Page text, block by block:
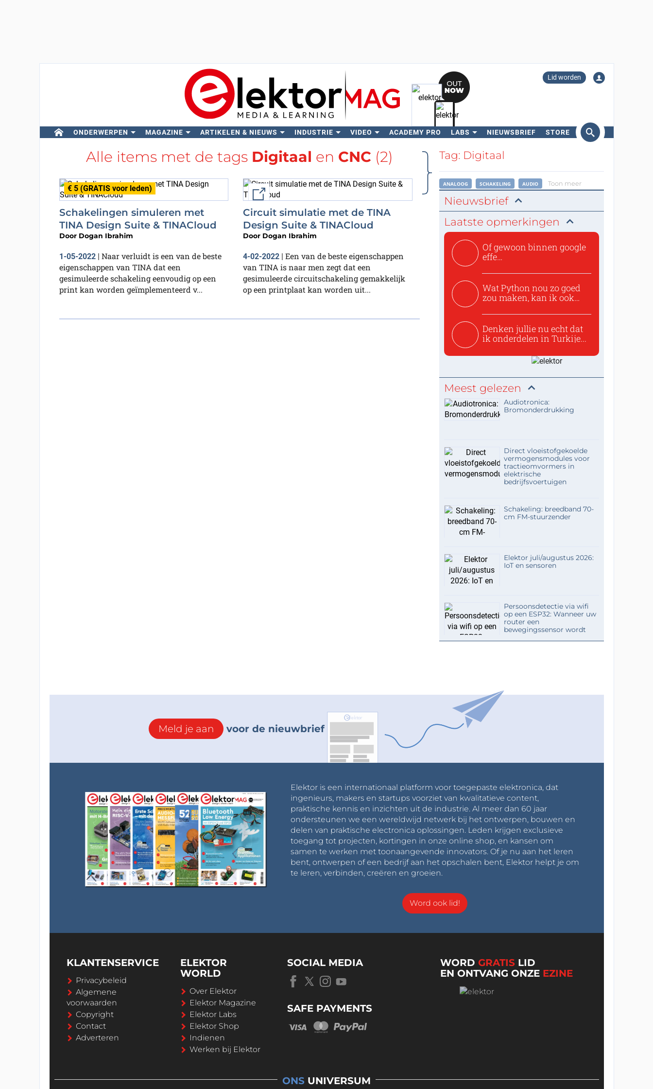
Lid worden
ONDERWERPEN MAGAZINE ARTIKELEN & NIEUWS INDUSTRIE VIDEO ACADEMY PRO LABS NIEUWSBRIEF STORE
Zoeken
Alle items met de tags Digitaal en CNC (2)
€ 5 (GRATIS voor leden)
Schakelingen simuleren met
TINA Design Suite & TINACloud
Door Dogan Ibrahim
1-05-2022| Naar verluidt is een van de beste
eigenschappen van TINA dat een
gesimuleerde schakeling eenvoudig op een
print kan worden geïmplementeerd v...
External link
Circuit simulatie met de TINA
Design Suite & TINACloud
Door Dogan Ibrahim
4-02-2022 | Een van de beste eigenschappen
van TINA is naar men zegt dat een
gesimuleerde circuitschakeling gemakkelijk
op een printplaat kan worden uit...
Tag: Digitaal
ANALOOG SCHAKELING AUDIO Toon meer
Nieuwsbrief
Laatste opmerkingen
Of gewoon binnen google
effe
Wat Python nou zo goed
zou maken, kan ik ook
Denken jullie nu echt dat
ik onderdelen in Turkije...
Meest gelezen
Audiotronica:
Bromonderdrukking
Direct vloeistofgekoelde
vermogensmodules voor
tractieomvormers in
elektrische
bedrijfsvoertuigen
Schakeling: breedband 70-
cm FM-stuurzender
Elektor juli/augustus 2026:
IoT en sensoren
Persoonsdetectie via wifi
op een ESP32: Wanneer uw
router een
bewegingssensor wordt
Meld je aan voor de nieuwbrief
Elektor is een internationaal platform voor toegepaste elektronica, dat
ingenieurs, makers en startups voorziet van kwalitatieve content,
praktische kennis en inzichten uit de industrie. Al meer dan 60 jaar
ondersteunen we een wereldwijd netwerk bij het ontwerpen, bouwen en
delen van praktische electronica oplossingen. Leden krijgen exclusieve
toegang tot projecten, kortingen in onze online shop, en kansen om
samen te werken met toonaangevende innovators. Of je nu aan het leren
bent, ontwerpen of een bedrijf aan het opschalen bent, Elektor helpt je om
te leren, verbinden, creëren en groeien.
Word ook lid!
KLANTENSERVICE
Privacybeleid
Algemene
voorwaarden
Copyright
Contact
Adverteren
ELEKTOR
WORLD
Over Elektor
Elektor Magazine
Elektor Labs
Elektor Shop
Indienen
Werken bij Elektor
SOCIAL MEDIA
SAFE PAYMENTS
WORDGRATIS LID
EN ONTVANG ONZE EZINE
ONS UNIVERSUM